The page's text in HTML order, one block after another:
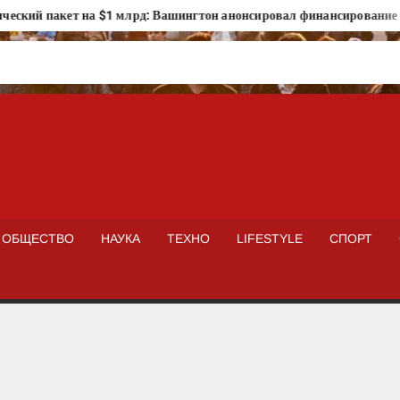
пакет на $1 млрд: Вашингтон анонсировал финансирование
ОБЩЕСТВО НАУКА ТЕХНО LIFESTYLE СПОРТ